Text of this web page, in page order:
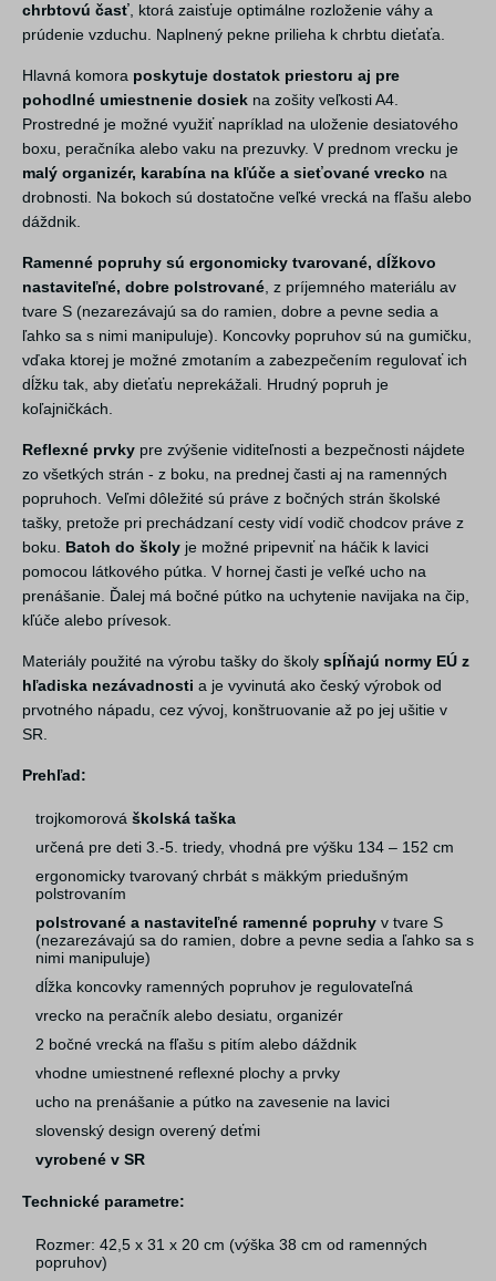
chrbtovú časť, ktorá zaisťuje optimálne rozloženie váhy a
prúdenie vzduchu. Naplnený pekne prilieha k chrbtu dieťaťa.
Hlavná komora poskytuje dostatok priestoru aj pre
pohodlné umiestnenie dosiek na zošity veľkosti A4.
Prostredné je možné využiť napríklad na uloženie desiatového
boxu, peračníka alebo vaku na prezuvky. V prednom vrecku je
malý organizér, karabína na kľúče a sieťované vrecko na
drobnosti. Na bokoch sú dostatočne veľké vrecká na fľašu alebo
dáždnik.
Ramenné popruhy sú ergonomicky tvarované, dĺžkovo
nastaviteľné, dobre polstrované, z príjemného materiálu av
tvare S (nezarezávajú sa do ramien, dobre a pevne sedia a
ľahko sa s nimi manipuluje). Koncovky popruhov sú na gumičku,
vďaka ktorej je možné zmotaním a zabezpečením regulovať ich
dĺžku tak, aby dieťaťu neprekážali. Hrudný popruh je
koľajničkách.
Reflexné prvky pre zvýšenie viditeľnosti a bezpečnosti nájdete
zo všetkých strán - z boku, na prednej časti aj na ramenných
popruhoch. Veľmi dôležité sú práve z bočných strán školské
tašky, pretože pri prechádzaní cesty vidí vodič chodcov práve z
boku. Batoh do školy je možné pripevniť na háčik k lavici
pomocou látkového pútka. V hornej časti je veľké ucho na
prenášanie. Ďalej má bočné pútko na uchytenie navijaka na čip,
kľúče alebo prívesok.
Materiály použité na výrobu tašky do školy spĺňajú normy EÚ z
hľadiska nezávadnosti a je vyvinutá ako český výrobok od
prvotného nápadu, cez vývoj, konštruovanie až po jej ušitie v
SR.
Prehľad:
trojkomorová školská taška
určená pre deti 3.-5. triedy, vhodná pre výšku 134 – 152 cm
ergonomicky tvarovaný chrbát s mäkkým priedušným
polstrovaním
polstrované a nastaviteľné ramenné popruhy v tvare S
(nezarezávajú sa do ramien, dobre a pevne sedia a ľahko sa s
nimi manipuluje)
dĺžka koncovky ramenných popruhov je regulovateľná
vrecko na peračník alebo desiatu, organizér
2 bočné vrecká na fľašu s pitím alebo dáždnik
vhodne umiestnené reflexné plochy a prvky
ucho na prenášanie a pútko na zavesenie na lavici
slovenský design overený deťmi
vyrobené v SR
Technické parametre:
Rozmer: 42,5 x 31 x 20 cm (výška 38 cm od ramenných
popruhov)